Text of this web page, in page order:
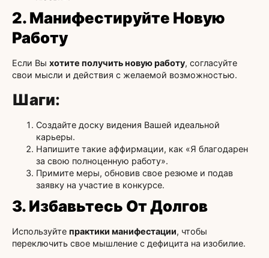
2. Манифестируйте Новую
Работу
Если Вы хотите получить новую работу, согласуйте
свои мысли и действия с желаемой возможностью.
Шаги:
Создайте доску видения Вашей идеальной
карьеры.
Напишите такие аффирмации, как «Я благодарен
за свою полноценную работу».
Примите меры, обновив свое резюме и подав
заявку на участие в конкурсе.
3. Избавьтесь От Долгов
Используйте практики манифестации, чтобы
переключить свое мышление с дефицита на изобилие.